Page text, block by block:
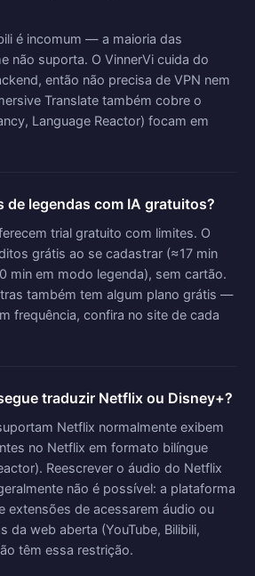
é incomum — a maioria das
não suporta. O VinnerVi cuida do
então não precisa de VPN nem
Translate também cobre o
Language Reactor) focam em
de legendas com IA gratuitos?
trial gratuito com limites. O
grátis ao se cadastrar (≈17 min
min em modo legenda), sem cartão.
também tem algum plano grátis —
frequência, confira no site de cada
traduzir Netflix ou Disney+?
Netflix normalmente exibem
no Netflix em formato bilíngue
Reescrever o áudio do Netflix
não é possível: a plataforma
extensões de acessarem áudio ou
da web aberta (YouTube, Bilibili,
têm essa restrição.